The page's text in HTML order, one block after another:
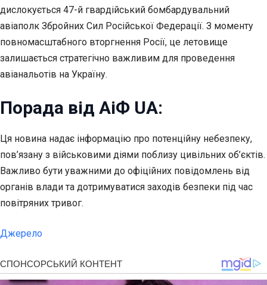
дислокується 47-й гвардійський бомбардувальний
авіаполк Збройних Сил Російської Федерації. З моменту
повномасштабного вторгнення Росії, це летовище
залишається стратегічно важливим для проведення
авіанальотів на Україну.
Порада від АіФ UA:
Ця новина надає інформацію про потенційну небезпеку,
пов’язану з військовими діями поблизу цивільних об’єктів.
Важливо бути уважними до офіційних повідомлень від
органів влади та дотримуватися заходів безпеки під час
повітряних тривог.
Джерело